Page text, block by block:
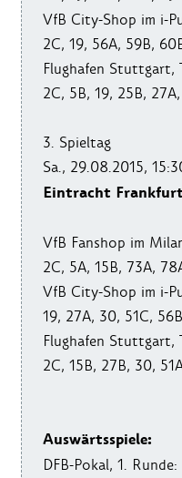
VfB City-Shop im i-
2C, 19, 56A, 59B,
Flughafen
2C, 5B, 19, 25B,
3. Spieltag
Sa., 29.08.2015,
Eintracht Frankfurt
VfB Fanshop im
2C, 5A, 15B, 73A,
VfB City-Shop im
19, 27A, 30, 51C,
Flughafen
2C, 15B, 27B, 30,
Auswärtsspiele:
DFB-Pokal, 1. Runde: